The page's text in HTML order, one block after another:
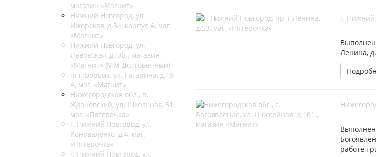
магазин «Магнит»
Нижний Новгород, ул.
Ижорская, д.34, корпус А, маг.
«Магнит»
Нижний Новгород, ул.
Львовская, д. 3Б., магазин
«Магнит» (ММ Долговечный)
пгт. Ворсма, ул. Гагарина, д.19
А, маг. «Магнит»
Нижегородская обл., п.
Ждановский, ул. Школьная, 51,
маг. «Пятерочка»
г. Нижний Новгород, ул.
Коноваленко, д.4, маг.
«Пятерочка»
г. Нижний Новгород, ул.
г. Нижний
Ленина,
работе